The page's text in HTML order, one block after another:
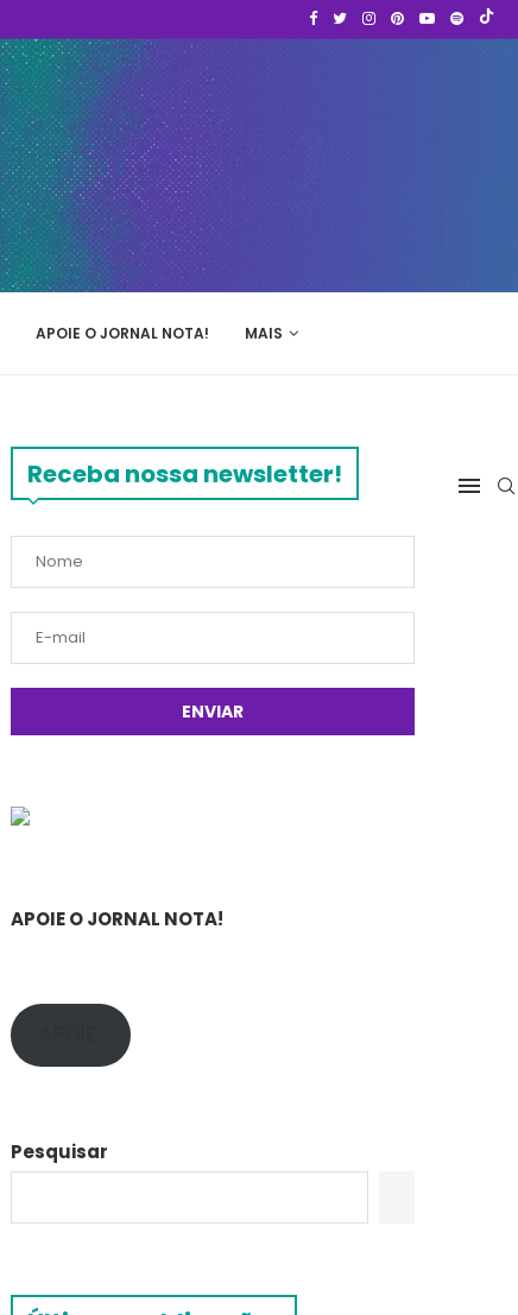
APOIE O JORNAL NOTA! MAIS
Receba nossa newsletter!
APOIE O JORNAL NOTA!
Pesquisar